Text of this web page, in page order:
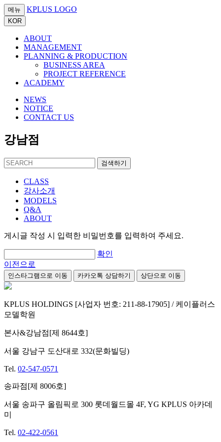
메뉴 KPLUS LOGO
KOR
ABOUT
MANAGEMENT
PLANNING & PRODUCTION
BUSINESS AREA
PROJECT REFERENCE
ACADEMY
NEWS
NOTICE
CONTACT US
강남점
검색하기
CLASS
강사소개
MODELS
Q&A
ABOUT
게시글 작성 시 입력한 비밀번호를 입력하여 주세요.
확인
이전으로
인스타그램으로 이동 카카오톡 상담하기 상단으로 이동
KPLUS HOLDINGS [사업자 번호: 211-88-17905] / 케이플러스
모델학원
본사&강남점[제 8644호]
서울 강남구 도산대로 332(문화빌딩)
Tel. 02-547-0571
송파점[제 8006호]
서울 송파구 올림픽로 300 롯데월드몰 4F, YG KPLUS 아카데
미
Tel. 02-422-0561